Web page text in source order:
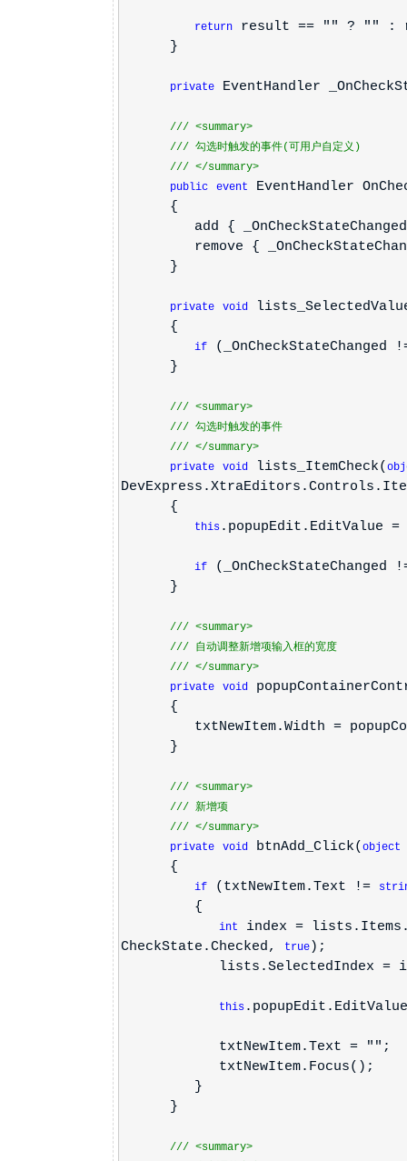
return
result == "" ? "" :
}
private EventHandler
/// <summary>
/// 勾选时触发的事件(可用户自定义)
/// </summary>
public
event
EventHandler
{
add {
remove {
}
private void
{
if
(_OnCheckStateChanged
}
/// <summary>
/// 勾选时触发的事件
/// </summary>
private
void lists_ItemCheck(
{
this .popupEdit.EditValue =
if
(_OnCheckStateChanged
}
/// <summary>
/// 自动调整新增项输入框的宽度
/// </summary>
private
void
{
txtNewItem.Width =
}
/// <summary>
/// 新增项
/// </summary>
private
void btnAdd_Click( object
{
if (txtNewItem.Text !=
{
int
index =
CheckState.Checked,
true );
lists.SelectedIndex =
this
txtNewItem.Text = "";
txtNewItem.Focus();
}
}
/// <summary>